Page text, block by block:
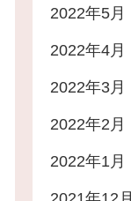
2022年5月
2022年4月
2022年3月
2022年2月
2022年1月